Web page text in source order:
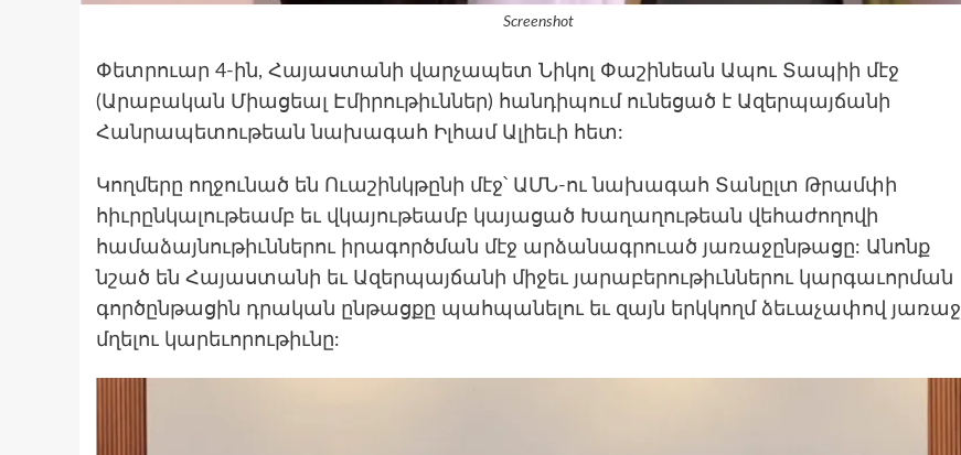
Screenshot
Փետրուար 4-ին, Հայաստանի վարչապետ Նիկոլ Փաշինեան Ապու Տապիի մէջ
(Արաբական Միացեալ Էմիրութիւններ) հանդիպում ունեցած է Ազերպայճանի
Հանրապետութեան նախագահ Իլհամ Ալիեւի հետ:
Կողմերը ողջունած են Ուաշինկթընի մէջ՝ ԱՄՆ-ու նախագահ Տանըլտ Թրամփի
հիւրընկալութեամբ եւ վկայութեամբ կայացած Խաղաղութեան վեհաժողովի
համաձայնութիւններու իրագործման մէջ արձանագրուած յառաջընթացը: Անոնք
նշած են Հայաստանի եւ Ազերպայճանի միջեւ յարաբերութիւններու կարգաւորման
գործընթացին դրական ընթացքը պահպանելու եւ զայն երկկողմ ձեւաչափով յառաջ
մղելու կարեւորութիւնը: